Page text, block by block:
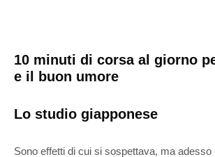
10 minuti di corsa al giorno
e il buon umore
Lo studio giapponese
Sono effetti di cui si sospettava, ma